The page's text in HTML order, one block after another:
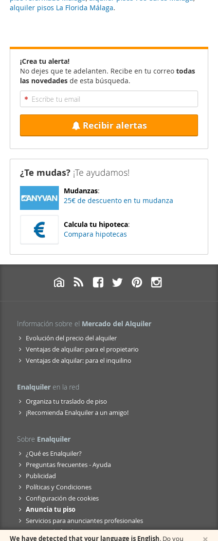
alquiler pisos La Florida Málaga.
¡Crea tu alerta!
No dejes que te adelanten. Recibe en tu correo todas
las novedades de esta búsqueda.
Recibir alertas
¿Te mudas? ¡Te ayudamos!
Mudanzas:
25€ de descuento en tu mudanza
Calcula tu hipoteca:
Compara hipotecas
Información sobre el Mercado del Alquiler
Evolución del precio del alquiler
Ventajas de alquilar: para el propietario
Ventajas de alquilar: para el inquilino
Enalquiler en la red
Organiza tu traslado de piso
¡Recomienda Enalquiler a un amigo!
Sobre Enalquiler
¿Qué es Enalquiler?
Preguntas frecuentes - Ayuda
Publicidad
Políticas y Condiciones
Configuración de cookies
Anuncia tu piso
Servicios para anunciantes profesionales
Anuncio de fusión
We have detected that your language is English. Do you